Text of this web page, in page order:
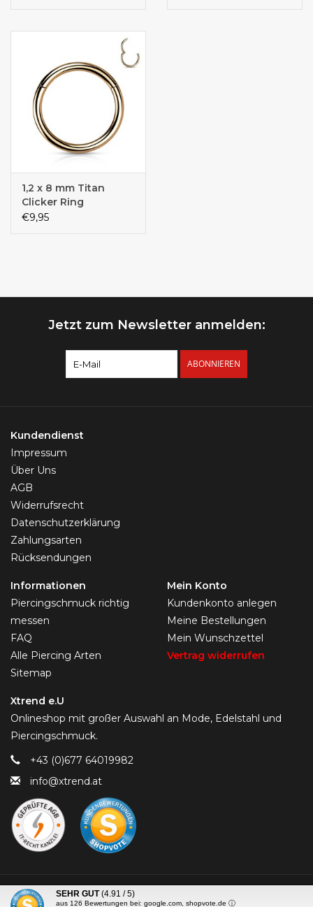
1,2 x 8 mm Titan
Clicker Ring
€9,95
Jetzt zum Newsletter anmelden:
ABONNIEREN
Kundendienst
Impressum
Über Uns
AGB
Widerrufsrecht
Datenschutzerklärung
Zahlungsarten
Rücksendungen
Informationen
Piercingschmuck richtig
messen
FAQ
Alle Piercing Arten
Sitemap
Mein Konto
Kundenkonto anlegen
Meine Bestellungen
Mein Wunschzettel
Vertrag widerrufen
Xtrend e.U
Onlineshop mit großer Auswahl an Mode, Edelstahl und
Piercingschmuck.
+43 (0)677 64019982
info@xtrend.at
© Copyright 2026 Piercing-Trend.com -
SEHR GUT (4.91 / 5)
aus 126 Bewertungen bei: google.com, shopvote.de ⓘ